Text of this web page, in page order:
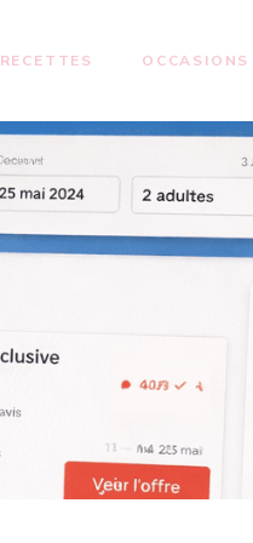
RECETTES OCCASIONS